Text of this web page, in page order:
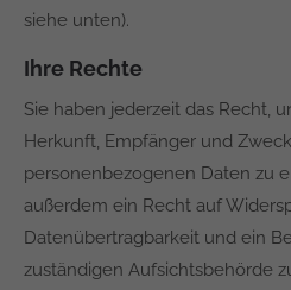
siehe unten).
Ihre Rechte
Sie haben jederzeit das Recht,
Herkunft, Empfänger und
personenbezogenen Daten zu
außerdem ein Recht auf
Datenübertragbarkeit und ein
zuständigen Aufsichtsbehörde